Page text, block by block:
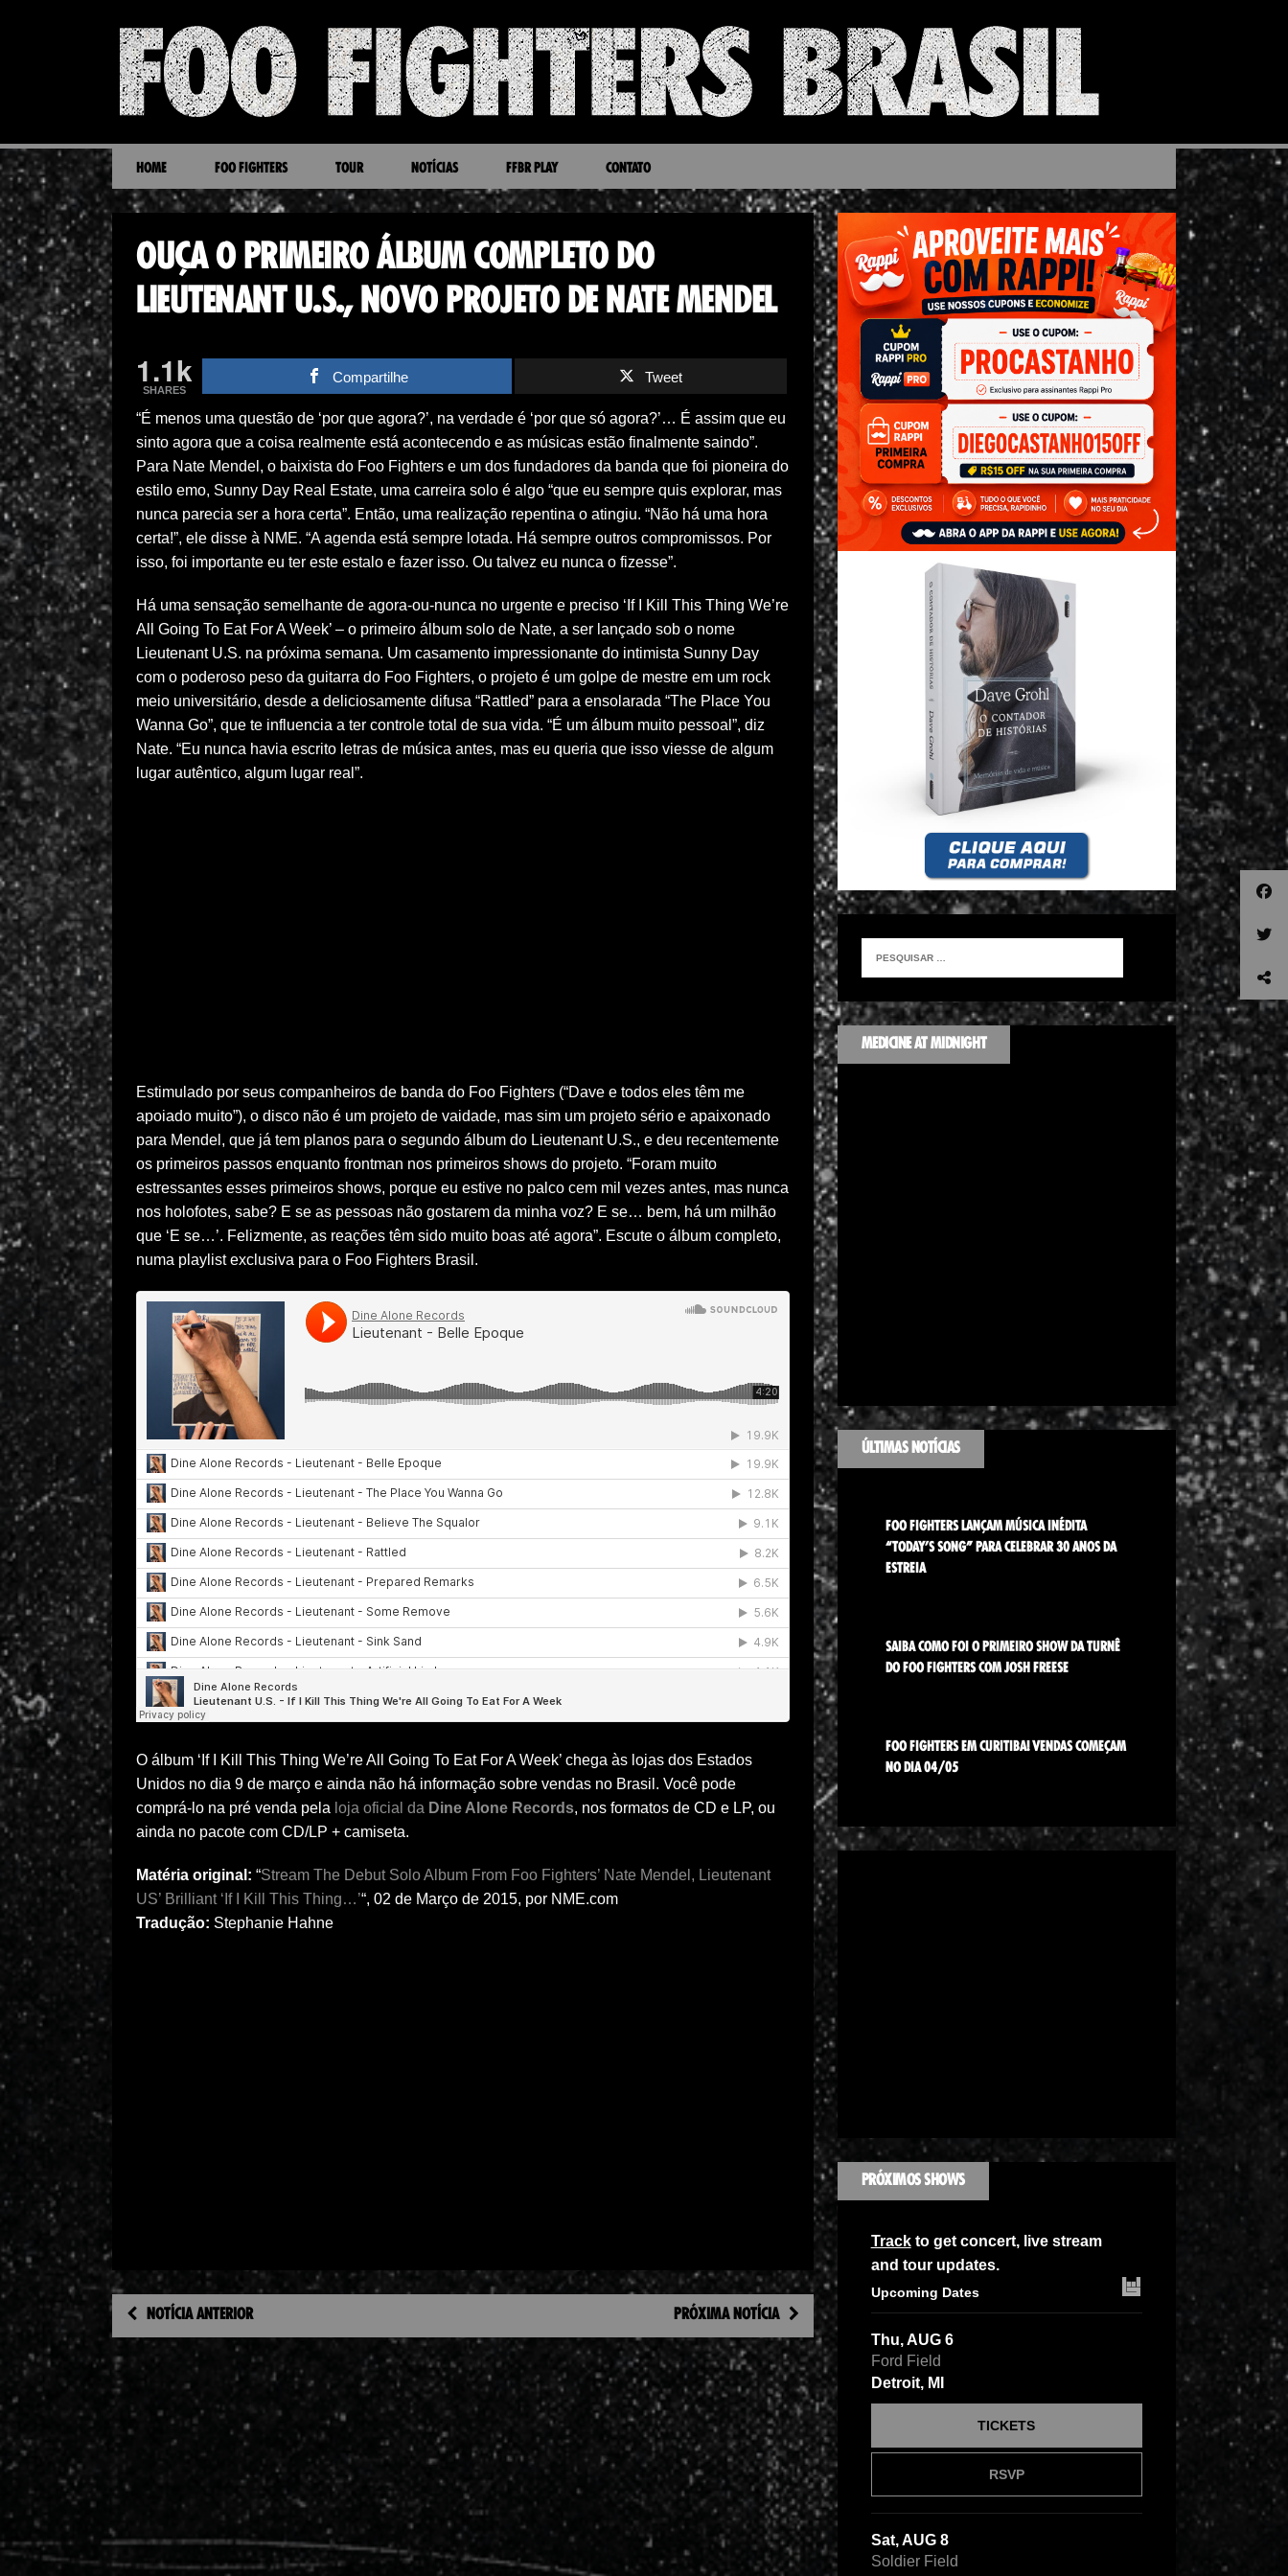
HOME FOO FIGHTERS TOUR NOTÍCIAS FFBR PLAY CONTATO
OUÇA O PRIMEIRO ÁLBUM COMPLETO DO
LIEUTENANT U.S., NOVO PROJETO DE NATE MENDEL
1.1k
SHARES
Compartilhe Tweet
“É menos uma questão de ‘por que agora?’, na verdade é ‘por que só agora?’… É assim que eu
sinto agora que a coisa realmente está acontecendo e as músicas estão finalmente saindo”.
Para Nate Mendel, o baixista do Foo Fighters e um dos fundadores da banda que foi pioneira do
estilo emo, Sunny Day Real Estate, uma carreira solo é algo “que eu sempre quis explorar, mas
nunca parecia ser a hora certa”. Então, uma realização repentina o atingiu. “Não há uma hora
certa!”, ele disse à NME. “A agenda está sempre lotada. Há sempre outros compromissos. Por
isso, foi importante eu ter este estalo e fazer isso. Ou talvez eu nunca o fizesse”.
Há uma sensação semelhante de agora-ou-nunca no urgente e preciso ‘If I Kill This Thing We’re
All Going To Eat For A Week’ – o primeiro álbum solo de Nate, a ser lançado sob o nome
Lieutenant U.S. na próxima semana. Um casamento impressionante do intimista Sunny Day
com o poderoso peso da guitarra do Foo Fighters, o projeto é um golpe de mestre em um rock
meio universitário, desde a deliciosamente difusa “Rattled” para a ensolarada “The Place You
Wanna Go”, que te influencia a ter controle total de sua vida. “É um álbum muito pessoal”, diz
Nate. “Eu nunca havia escrito letras de música antes, mas eu queria que isso viesse de algum
lugar autêntico, algum lugar real”.
Estimulado por seus companheiros de banda do Foo Fighters (“Dave e todos eles têm me
apoiado muito”), o disco não é um projeto de vaidade, mas sim um projeto sério e apaixonado
para Mendel, que já tem planos para o segundo álbum do Lieutenant U.S., e deu recentemente
os primeiros passos enquanto frontman nos primeiros shows do projeto. “Foram muito
estressantes esses primeiros shows, porque eu estive no palco cem mil vezes antes, mas nunca
nos holofotes, sabe? E se as pessoas não gostarem da minha voz? E se… bem, há um milhão
que ‘E se…’. Felizmente, as reações têm sido muito boas até agora”. Escute o álbum completo,
numa playlist exclusiva para o Foo Fighters Brasil.
O álbum ‘If I Kill This Thing We’re All Going To Eat For A Week’ chega às lojas dos Estados
Unidos no dia 9 de março e ainda não há informação sobre vendas no Brasil. Você pode
comprá-lo na pré venda pela loja oficial da Dine Alone Records, nos formatos de CD e LP, ou
ainda no pacote com CD/LP + camiseta.
Matéria original: “Stream The Debut Solo Album From Foo Fighters’ Nate Mendel, Lieutenant
US’ Brilliant ‘If I Kill This Thing…’“, 02 de Março de 2015, por NME.com
Tradução: Stephanie Hahne
NOTÍCIA ANTERIOR PRÓXIMA NOTÍCIA
MEDICINE AT MIDNIGHT
ÚLTIMAS NOTÍCIAS
FOO FIGHTERS LANÇAM MÚSICA INÉDITA
“TODAY’S SONG” PARA CELEBRAR 30 ANOS DA
ESTREIA
SAIBA COMO FOI O PRIMEIRO SHOW DA TURNÊ
DO FOO FIGHTERS COM JOSH FREESE
FOO FIGHTERS EM CURITIBA! VENDAS COMEÇAM
NO DIA 04/05
PRÓXIMOS SHOWS
Trackto get concert, live stream
and tour updates.
Upcoming Dates
Thu, AUG 6
Ford Field
Detroit, MI
RSVP
TICKETS
Sat, AUG 8
Soldier Field